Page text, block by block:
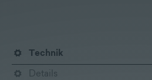
Technik
Details